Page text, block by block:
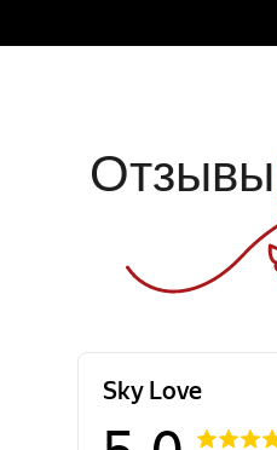
Отзывы